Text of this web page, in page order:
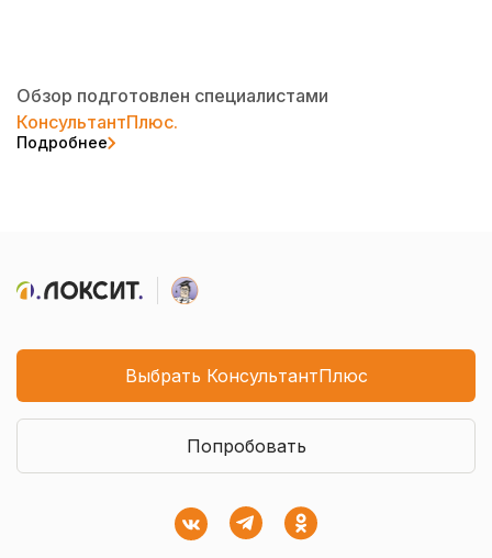
Обзор подготовлен специалистами
КонсультантПлюс.
Подробнее
Выбрать КонсультантПлюс
Попробовать